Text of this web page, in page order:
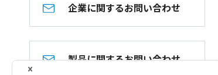
企業に関するお問い合わせ
製品に関するお問い合わせ